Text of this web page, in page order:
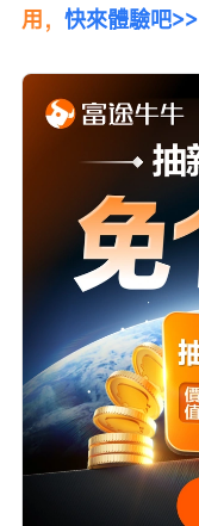
用， 快來體驗吧>>